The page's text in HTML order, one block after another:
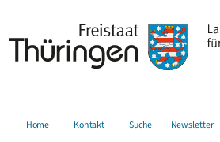
Home Kontakt Suche Newsletter